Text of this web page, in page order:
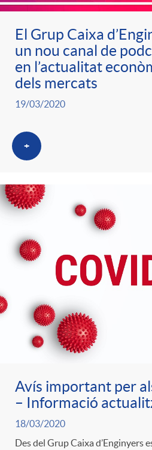
El Grup Caixa
un nou canal de
en l’actualitat
dels mercats
19/03/2020
+
Avís important per
– Informació
18/03/2020
Des del Grup Caixa d’Enginyers